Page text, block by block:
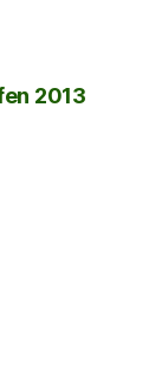
2013